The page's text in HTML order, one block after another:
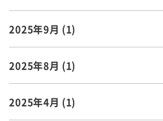
2025年9月 (1)
2025年8月 (1)
2025年4月 (1)